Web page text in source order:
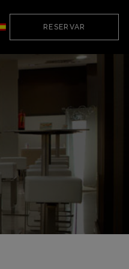
RESERVAR